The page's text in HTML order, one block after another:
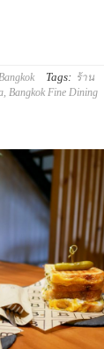
Tags: ร้าน
, Bangkok Fine Dining